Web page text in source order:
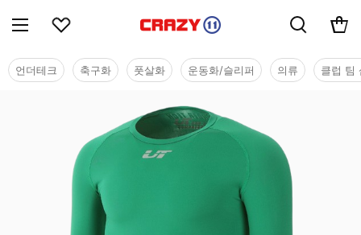
언더테크 축구화 풋살화 운동화/슬리퍼 의류 클럽 팀